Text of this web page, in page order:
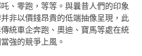
、零跑，等等。與曩昔人們的印象
非以價錢昂貴的低端抽像呈現，此
統車企奔跑、奧迪、寶馬等處在統
強的競爭上風。